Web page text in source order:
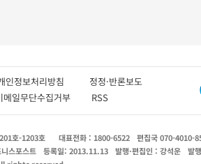
인정보처리방침 정정·반론보도
메일무단수집거부 RSS
호-1203호 대표전화 : 1800-6522 편집국 070-4010-
스포스트 등록일: 2013.11.13 발행·편집인 : 강석운 발